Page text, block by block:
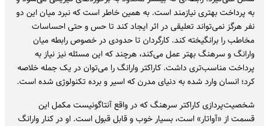
به پرداخت بهتری نیازمند است. به همین خاطر است که نبرد میان این دو
نفر هرگز نمی‌تواند تعلیقی در اثر ایجاد کند تا حس و حتی احساسات
مخاطب را برانگیخته کند. کارگردان تا حدودی در خصوص رابطه میان
وارانگ و سرهنگ بهتر عمل می‌کند، هرچند که این مسئله نیز نیاز به
پرداخت مناسب‌تری داشت. کاراکتر وارانگ را می‌توان در یک جمله خلاصه
کرد؛ انسان وارد شده به دنیای مدرن که اسیر و برده تکنولوژی شده است.
شخصیت‌پردازی کاراکتر سرهنگ که در واقع آنتاگونیست مکمل این
قسمت از «آواتار» است، بسیار خوب و قابل قبول است. او در کنار وارانگ